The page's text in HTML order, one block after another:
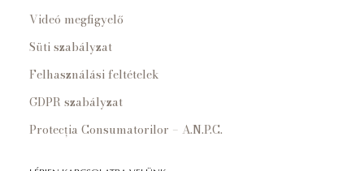
Videó megfigyelő
Süti szabályzat
Felhasználási feltételek
GDPR szabályzat
Protecția Consumatorilor – A.N.P.C.